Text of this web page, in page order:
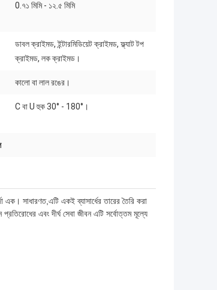
0.৭১ মিমি - ১২.৫ মিমি
ডাবল ক্রাইমড, ইন্টারমিডিয়েট ক্রাইমড, ফ্ল্যাট টপ
ক্রাইমড, লক ক্রাইমড।
কালো বা লাল রঙের।
C বা U হুক 30° - 180°।
এক। সাধারণত,এটি একই ব্যাসার্ধের তারের তৈরি করা
এবং দীর্ঘ সেবা জীবন এটি সর্বোত্তম মূল্যে